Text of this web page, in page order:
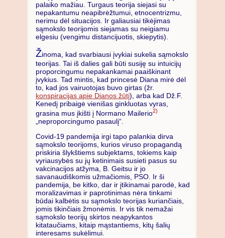
palaiko mažiau. Turgaus teorija siejasi su
nepakantumu neapibrėžtumui, etnocentrizmu,
nerimu dėl situacijos. Ir galiausiai tikėjimas
sąmokslo teorijomis siejamas su neigiamu
elgesiu (vengimu distancijuotis, skiepytis).
Žinoma, kad svarbiausi įvykiai sukelia sąmokslo
teorijas. Tai iš dalies gali būti susiję su intuicijų
proporcingumu nepakankamai paaiškinant
įvykius. Tad mintis, kad princesė Diana mirė dėl
to, kad jos vairuotojas buvo girtas (žr.
konspiracijas apie Dianos žūtį), arba kad Dž.F.
Kenedį pribaigė vienišas ginkluotas vyras,
grasina mus įkišti į Normano Mailerio2)
„neproporcingumo pasaulį“.
Covid-19 pandemija irgi tapo palankia dirva
sąmokslo teorijoms, kurios viruso propagandą
priskiria šlykštiems subjektams, tokiems kaip
vyriausybės su jų ketinimais susieti pasus su
vakcinacijos atžyma, B. Geitsu ir jo
savanaudiškomis užmačiomis, PSO. Ir ši
pandemija, be kitko, dar ir įtikinamai parodė, kad
moralizavimas ir paprotinimas nėra tinkami
būdai kalbėtis su sąmokslo teorijas kuriančiais,
jomis tikinčiais žmonėmis. Ir vis tik nemažai
sąmokslo teorijų skirtos neapykantos
kitataučiams, kitaip mąstantiems, kitų šalių
interesams sukėlimui.